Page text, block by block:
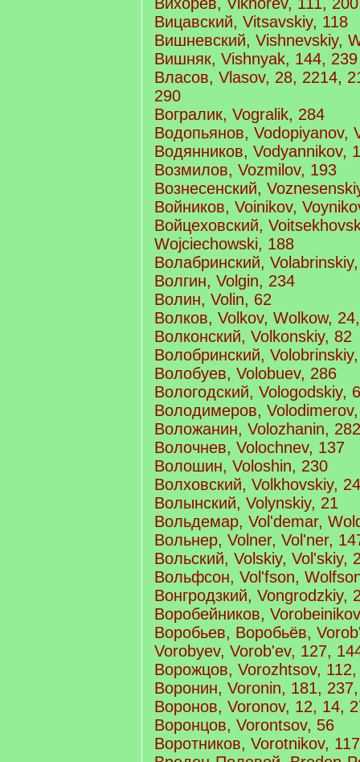
Вицавский, Vitsavskiy, 118
Вишневский, Vishnevskiy,
Вишняк, Vishnyak, 144, 239
Власов, Vlasov, 28, 2214,
290
Вогралик, Vogralik, 284
Водопьянов, Vodopiyanov,
Водянников, Vodyannikov,
Возмилов, Vozmilov, 193
Вознесенский,
Войников, Voinikov,
Войцеховский,
Wojciechowski, 188
Волабринский,
Волгин, Volgin, 234
Волин, Volin, 62
Волков, Volkov, Wolkow,
Волконский, Volkonskiy, 82
Волобринский,
Волобуев, Volobuev, 286
Вологодский, Vologodskiy,
Володимеров,
Воложанин, Volozhanin, 282
Волочнев, Volochnev, 137
Волошин, Voloshin, 230
Волховский, Volkhovskiy, 24
Волынский, Volynskiy, 21
Вольдемар, Vol'demar,
Вольнер, Volner, Vol'ner,
Вольский, Volskiy, Vol'skiy,
Вольфсон, Vol'fson,
Вонгродзкий, Vongrodzkiy,
Воробейников,
Воробьев, Воробьёв,
Vorobyev, Vorob'ev, 127,
Ворожцов, Vorozhtsov,
Воронин, Voronin, 181,
Воронов, Voronov, 12, 14,
Воронцов, Vorontsov, 56
Воротников, Vorotnikov, 117